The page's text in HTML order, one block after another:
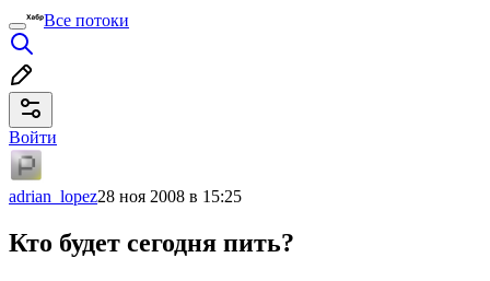
Все потоки
Войти
adrian_lopez28 ноя 2008 в 15:25
Кто будет сегодня пить?